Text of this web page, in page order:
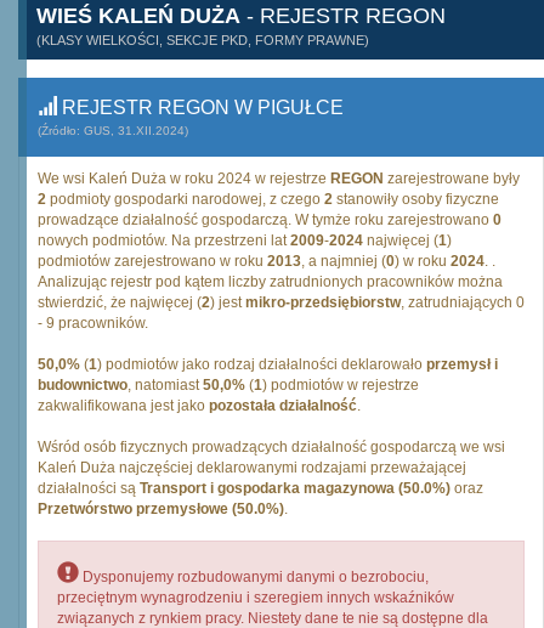
WIEŚ KALEŃ DUŻA - REJESTR REGON
(KLASY WIELKOŚCI, SEKCJE PKD, FORMY PRAWNE)
REJESTR REGON W PIGUŁCE
(Źródło: GUS, 31.XII.2024)
We wsi Kaleń Duża w roku 2024 w rejestrze REGON zarejestrowane były
2 podmioty gospodarki narodowej, z czego 2 stanowiły osoby fizyczne
prowadzące działalność gospodarczą. W tymże roku zarejestrowano 0
nowych podmiotów. Na przestrzeni lat2009-2024 najwięcej (1)
podmiotów zarejestrowano w roku 2013, a najmniej (0) w roku 2024. .
Analizując rejestr pod kątem liczby zatrudnionych pracowników można
stwierdzić, że najwięcej (2) jestmikro-przedsiębiorstw, zatrudniających 0
- 9 pracowników.
50,0% (1) podmiotów jako rodzaj działalności deklarowało przemysł i
budownictwo, natomiast50,0% (1) podmiotów w rejestrze
zakwalifikowana jest jako pozostała działalność.
Wśród osób fizycznych prowadzących działalność gospodarczą we wsi
Kaleń Duża najczęściej deklarowanymi rodzajami przeważającej
działalności są Transport i gospodarka magazynowa (50.0%) oraz
Przetwórstwo przemysłowe (50.0%).
Dysponujemy rozbudowanymi danymi o bezrobociu,
przeciętnym wynagrodzeniu i szeregiem innych wskaźników
związanych z rynkiem pracy. Niestety dane te nie są dostępne dla